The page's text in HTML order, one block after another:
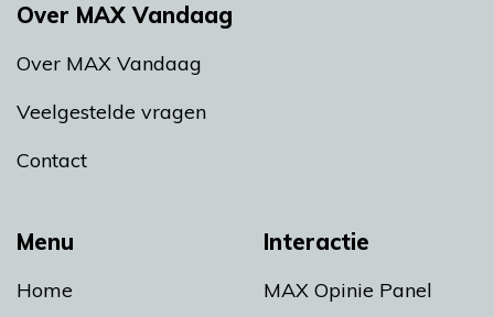
Menu
Home
Interactie
MAX Opinie Panel
Over MAX Vandaag
Over MAX Vandaag
Veelgestelde vragen
Contact